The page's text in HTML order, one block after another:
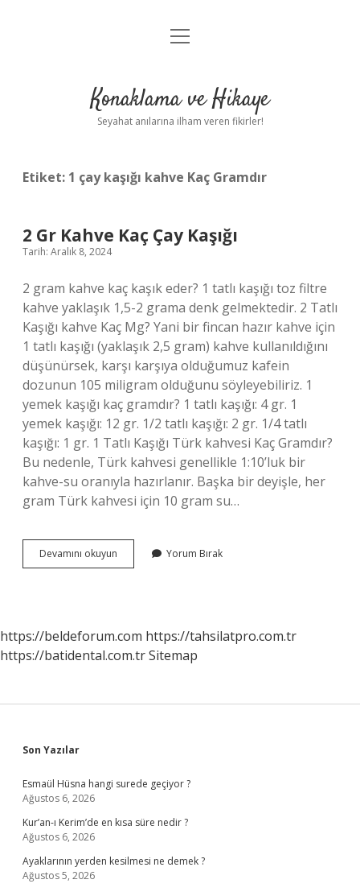
Anasayfa
Yasal Uyarı
menüyü
Konaklama ve Hikaye
Seyahat anılarına ilham veren fikirler!
Etiket: 1 çay kaşığı kahve Kaç Gramdır
2 Gr Kahve Kaç Çay Kaşığı
Tarih: Aralık 8, 2024
2 gram kahve kaç kaşık eder? 1 tatlı kaşığı toz filtre
kahve yaklaşık 1,5-2 grama denk gelmektedir. 2 Tatlı
Kaşığı kahve Kaç Mg? Yani bir fincan hazır kahve için
1 tatlı kaşığı (yaklaşık 2,5 gram) kahve kullanıldığını
düşünürsek, karşı karşıya olduğumuz kafein
dozunun 105 miligram olduğunu söyleyebiliriz. 1
yemek kaşığı kaç gramdır? 1 tatlı kaşığı: 4 gr. 1
yemek kaşığı: 12 gr. 1/2 tatlı kaşığı: 2 gr. 1/4 tatlı
kaşığı: 1 gr. 1 Tatlı Kaşığı Türk kahvesi Kaç Gramdır?
Bu nedenle, Türk kahvesi genellikle 1:10’luk bir
kahve-su oranıyla hazırlanır. Başka bir deyişle, her
gram Türk kahvesi için 10 gram su…
Devamını okuyun
Gr
Yorum Bırak
https://beldeforum.com https://tahsilatpro.com.tr
https://batidental.com.trSitemap
Sidebar
Son Yazılar
Esmaül Hüsna hangi surede geçiyor ?
Ağustos 6, 2026
Kur’an-ı Kerim’de en kısa süre nedir ?
Ağustos 6, 2026
Ayaklarının yerden kesilmesi ne demek ?
Ağustos 5, 2026